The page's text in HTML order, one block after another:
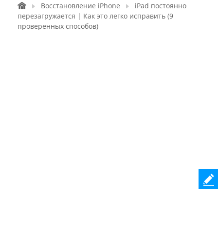
Восстановление iPhone
iPad постоянно
перезагружается | Как это легко исправить (9
проверенных способов)